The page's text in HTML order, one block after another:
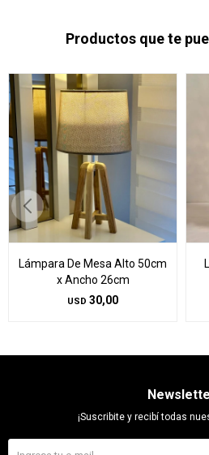
Productos que te
Lámpara De Mesa Alto 50cm
x Ancho 26cm
USD 30,00
¡Suscribite y recibí todas